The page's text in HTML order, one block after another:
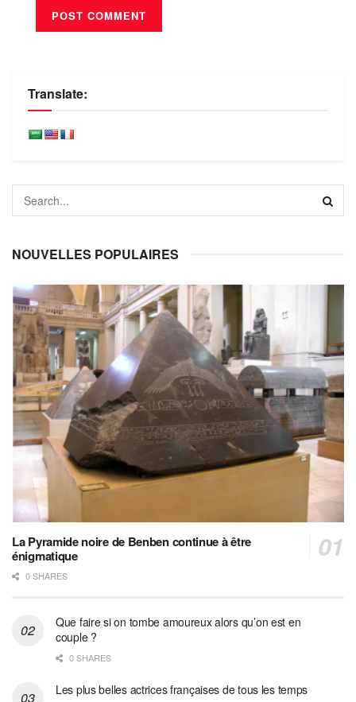
Translate:
NOUVELLES POPULAIRES
La Pyramide noire de Benben continue à être
énigmatique
0 SHARES
Que faire si on tombe amoureux alors qu’on est en
couple ?
0 SHARES
Les plus belles actrices françaises de tous les temps